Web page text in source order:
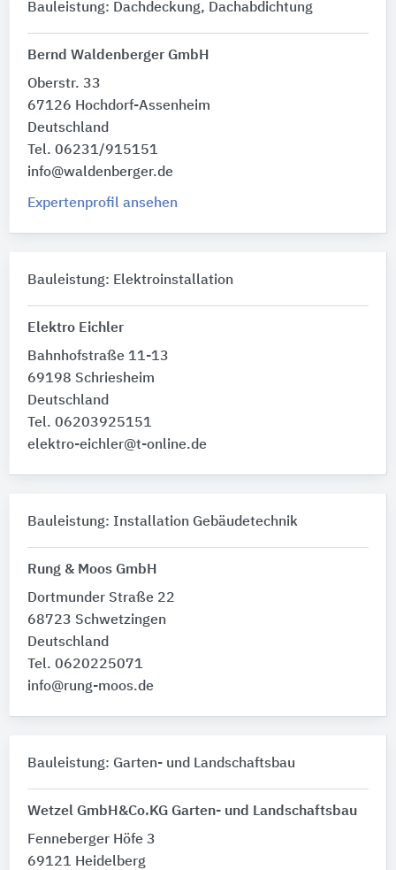
Bauleistung: Dachdeckung, Dachabdichtung
Bernd Waldenberger GmbH
Oberstr. 33
67126 Hochdorf-Assenheim
Deutschland
Tel. 06231/915151
info@waldenberger.de
Expertenprofil ansehen
Bauleistung: Elektroinstallation
Elektro Eichler
Bahnhofstraße 11-13
69198 Schriesheim
Deutschland
Tel. 06203925151
elektro-eichler@t-online.de
Bauleistung: Installation Gebäudetechnik
Rung & Moos GmbH
Dortmunder Straße 22
68723 Schwetzingen
Deutschland
Tel. 0620225071
info@rung-moos.de
Bauleistung: Garten- und Landschaftsbau
Wetzel GmbH&Co.KG Garten- und Landschaftsbau
Fenneberger Höfe 3
69121 Heidelberg